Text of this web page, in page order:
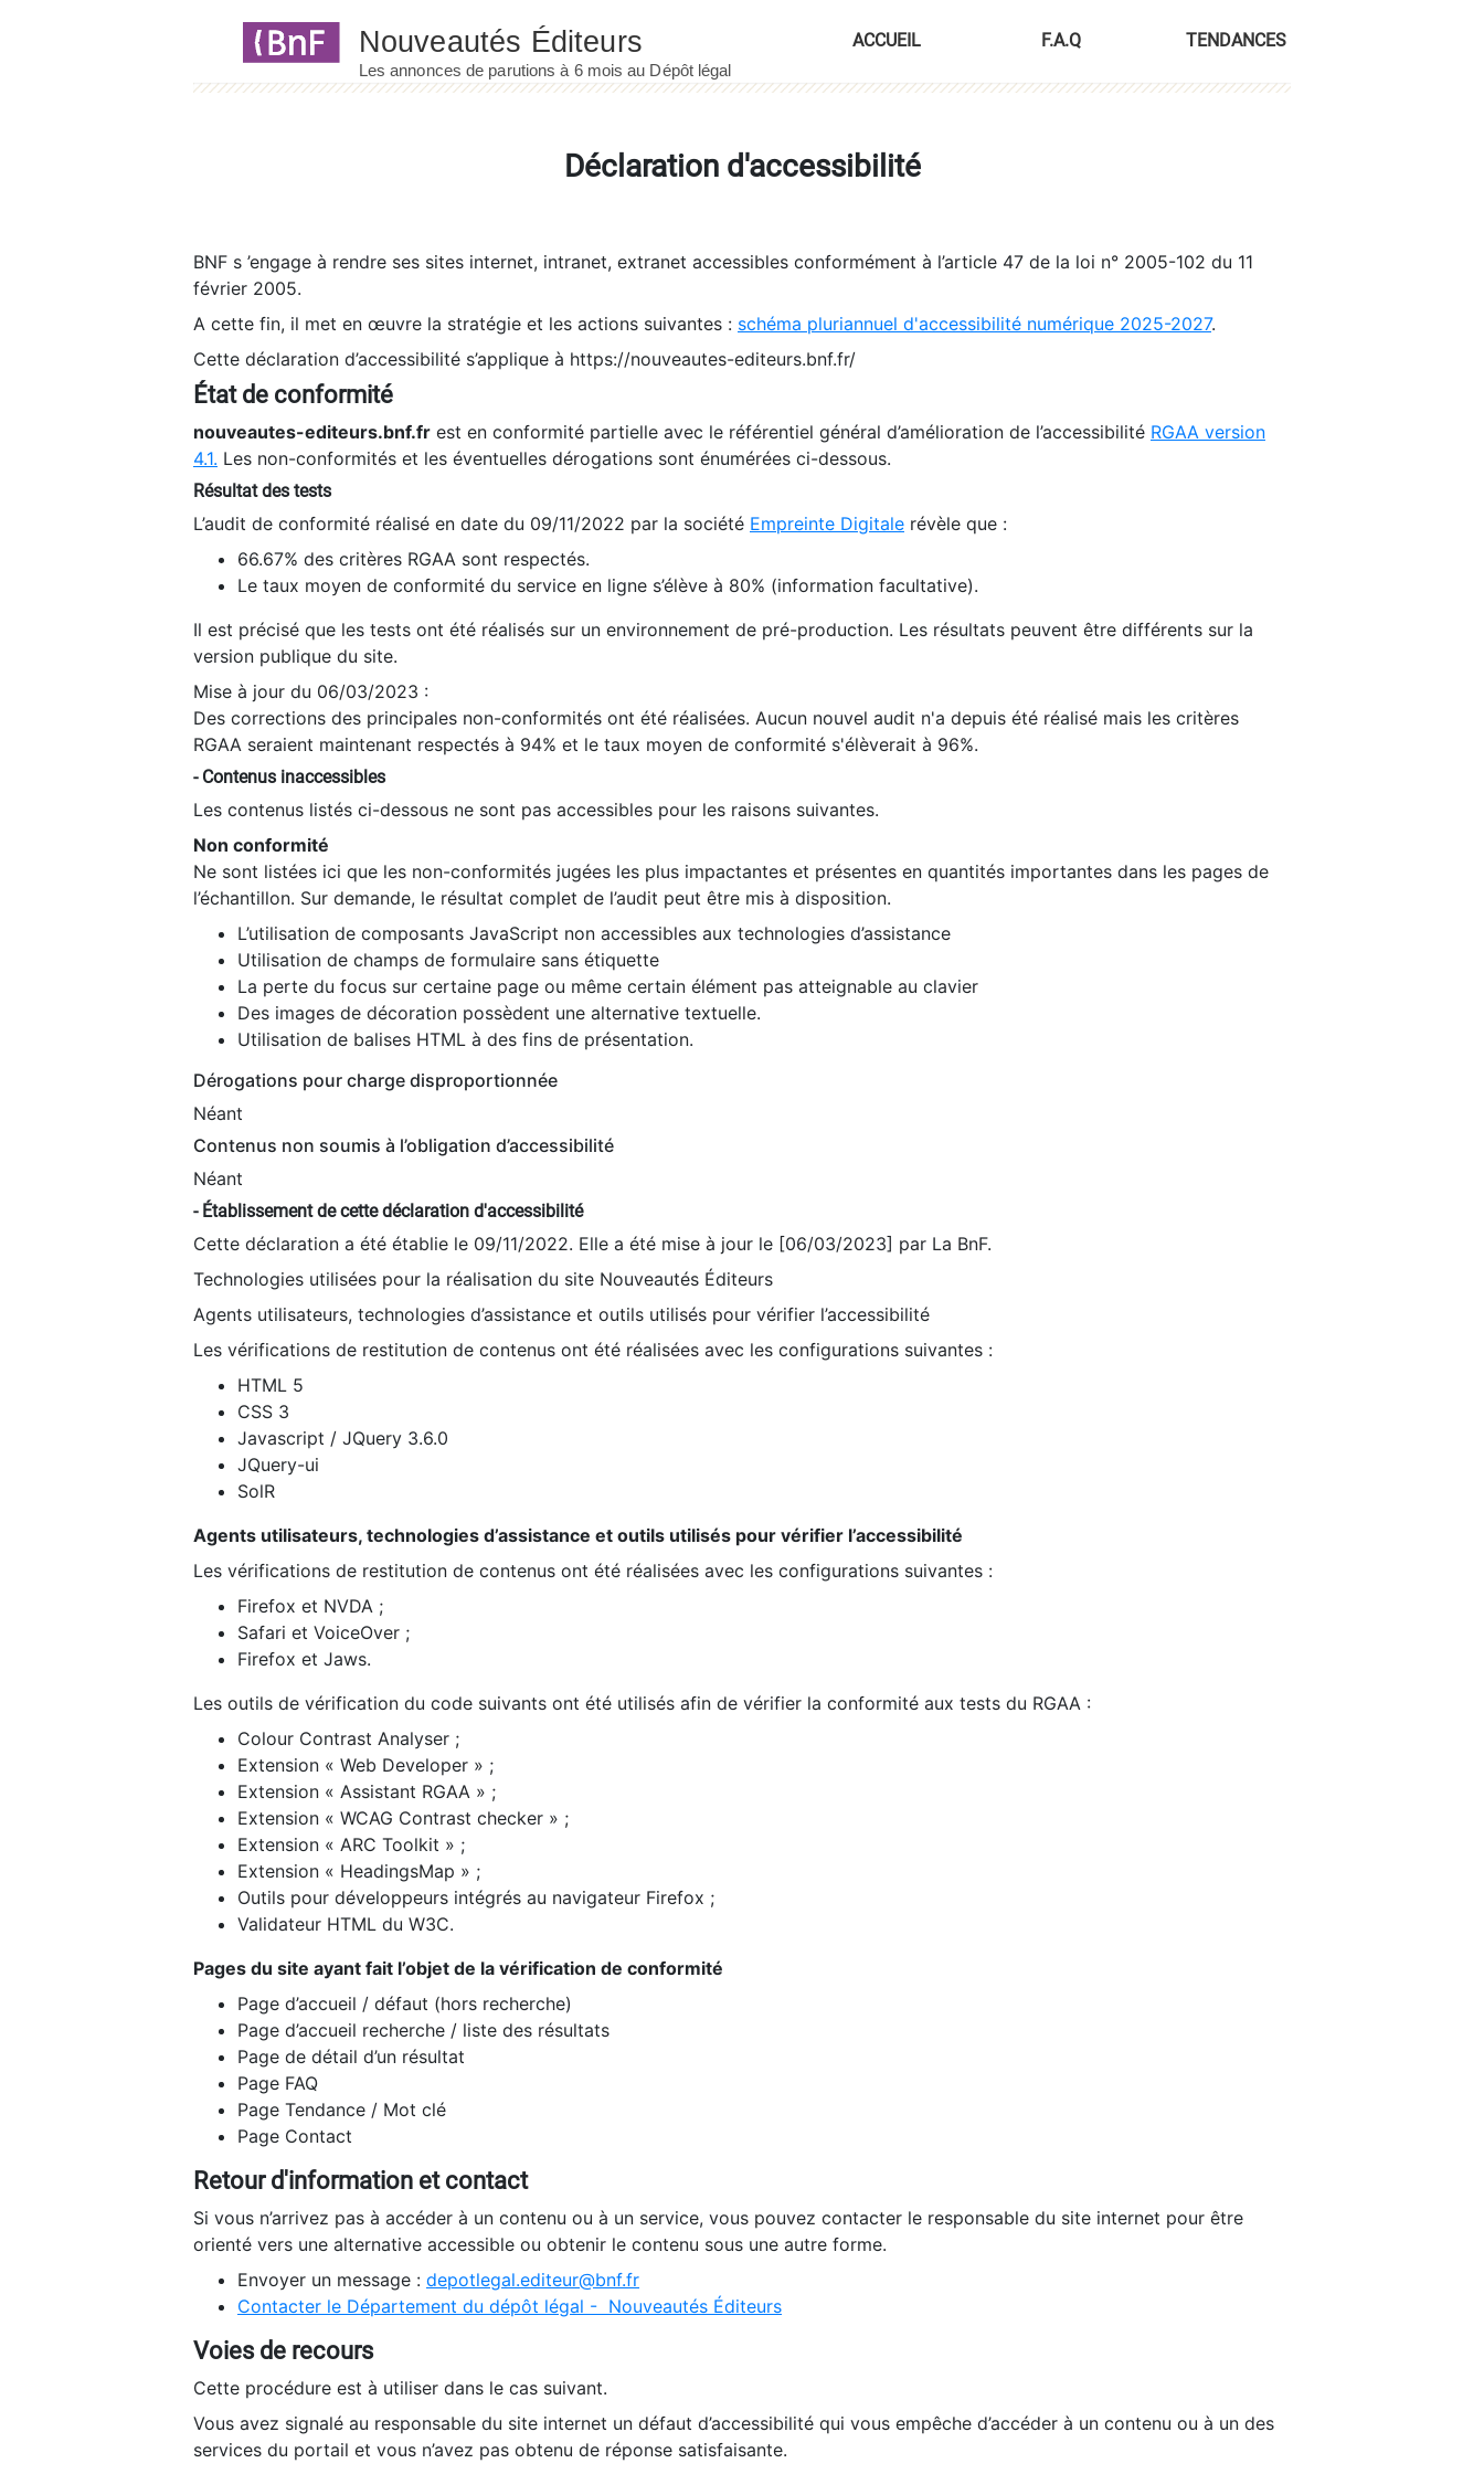
ACCUEIL F.A.Q TENDANCES
Déclaration d'accessibilité
BNF s ’engage à rendre ses sites internet, intranet, extranet accessibles conformément à l’article 47 de la loi n° 2005-102 du 11
février 2005.
A cette fin, il met en œuvre la stratégie et les actions suivantes : schéma pluriannuel d'accessibilité numérique 2025-2027.
Cette déclaration d’accessibilité s’applique à https://nouveautes-editeurs.bnf.fr/
État de conformité
nouveautes-editeurs.bnf.fr est en conformité partielle avec le référentiel général d’amélioration de l’accessibilité RGAA version
4.1. Les non-conformités et les éventuelles dérogations sont énumérées ci-dessous.
Résultat des tests
L’audit de conformité réalisé en date du 09/11/2022 par la société Empreinte Digitale révèle que :
66.67% des critères RGAA sont respectés.
Le taux moyen de conformité du service en ligne s’élève à 80% (information facultative).
Il est précisé que les tests ont été réalisés sur un environnement de pré-production. Les résultats peuvent être différents sur la
version publique du site.
Mise à jour du 06/03/2023 :
Des corrections des principales non-conformités ont été réalisées. Aucun nouvel audit n'a depuis été réalisé mais les critères
RGAA seraient maintenant respectés à 94% et le taux moyen de conformité s'élèverait à 96%.
- Contenus inaccessibles
Les contenus listés ci-dessous ne sont pas accessibles pour les raisons suivantes.
Non conformité
Ne sont listées ici que les non-conformités jugées les plus impactantes et présentes en quantités importantes dans les pages de
l’échantillon. Sur demande, le résultat complet de l’audit peut être mis à disposition.
L’utilisation de composants JavaScript non accessibles aux technologies d’assistance
Utilisation de champs de formulaire sans étiquette
La perte du focus sur certaine page ou même certain élément pas atteignable au clavier
Des images de décoration possèdent une alternative textuelle.
Utilisation de balises HTML à des fins de présentation.
Dérogations pour charge disproportionnée
Néant
Contenus non soumis à l’obligation d’accessibilité
Néant
- Établissement de cette déclaration d'accessibilité
Cette déclaration a été établie le 09/11/2022. Elle a été mise à jour le [06/03/2023] par La BnF.
Technologies utilisées pour la réalisation du site Nouveautés Éditeurs
Agents utilisateurs, technologies d’assistance et outils utilisés pour vérifier l’accessibilité
Les vérifications de restitution de contenus ont été réalisées avec les configurations suivantes :
HTML 5
CSS 3
Javascript / JQuery 3.6.0
JQuery-ui
SolR
Agents utilisateurs, technologies d’assistance et outils utilisés pour vérifier l’accessibilité
Les vérifications de restitution de contenus ont été réalisées avec les configurations suivantes :
Firefox et NVDA ;
Safari et VoiceOver ;
Firefox et Jaws.
Les outils de vérification du code suivants ont été utilisés afin de vérifier la conformité aux tests du RGAA :
Colour Contrast Analyser ;
Extension « Web Developer » ;
Extension « Assistant RGAA » ;
Extension « WCAG Contrast checker » ;
Extension « ARC Toolkit » ;
Extension « HeadingsMap » ;
Outils pour développeurs intégrés au navigateur Firefox ;
Validateur HTML du W3C.
Pages du site ayant fait l’objet de la vérification de conformité
Page d’accueil / défaut (hors recherche)
Page d’accueil recherche / liste des résultats
Page de détail d’un résultat
Page FAQ
Page Tendance / Mot clé
Page Contact
Retour d'information et contact
Si vous n’arrivez pas à accéder à un contenu ou à un service, vous pouvez contacter le responsable du site internet pour être
orienté vers une alternative accessible ou obtenir le contenu sous une autre forme.
Envoyer un message : depotlegal.editeur@bnf.fr
Contacter le Département du dépôt légal - Nouveautés Éditeurs
Voies de recours
Cette procédure est à utiliser dans le cas suivant.
Vous avez signalé au responsable du site internet un défaut d’accessibilité qui vous empêche d’accéder à un contenu ou à un des
services du portail et vous n’avez pas obtenu de réponse satisfaisante.